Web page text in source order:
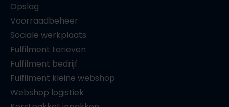
Opslag
Voorraadbeheer
Sociale werkplaats
Fulfilment tarieven
Fulfilment bedrijf
Fulfilment kleine webshop
Webshop logistiek